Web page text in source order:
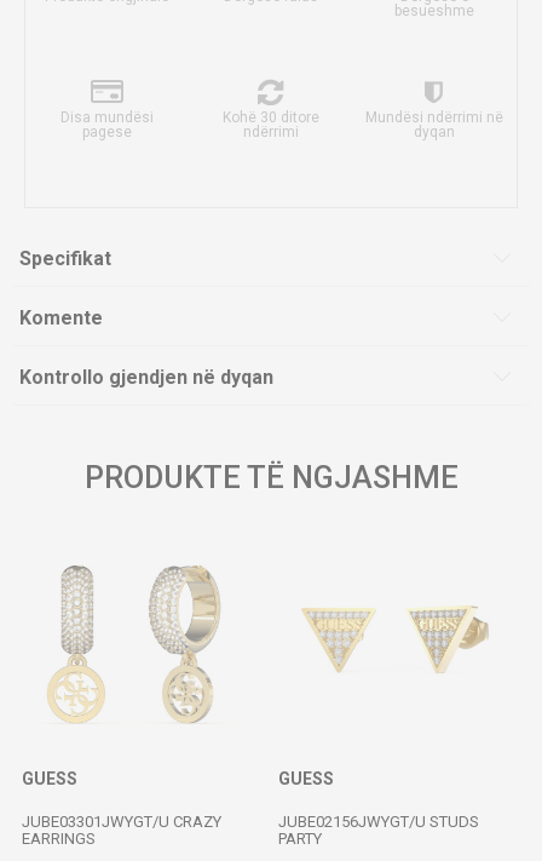
besueshme
Disa mundësi
pagese
Kohë 30 ditore
ndërrimi
Mundësi ndërrimi në
dyqan
Specifikat
Komente
Kontrollo gjendjen në dyqan
PRODUKTE TË NGJASHME
GUESS
JUBE03301JWYGT/U CRAZY
EARRINGS
GUESS
JUBE02156JWYGT/U STUDS
PARTY